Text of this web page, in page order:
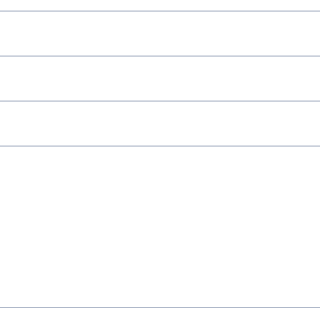
che i
Eventi quali, ad esempio, l'elevato
festività in genere) piuttosto che tumulti
dalla data di consegna